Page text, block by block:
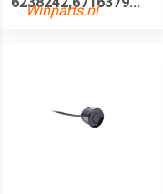
Winparts.nl